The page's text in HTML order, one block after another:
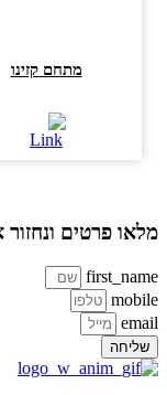
מתחם קזינו
פרטים ונחזור
שליחה